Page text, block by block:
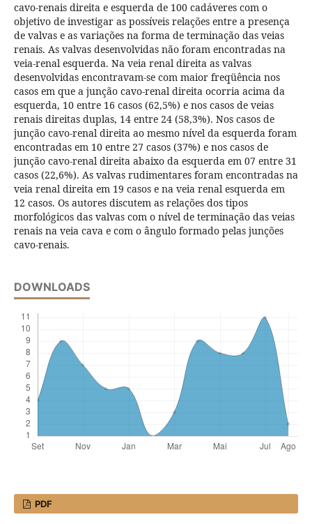
cavo-renais direita e esquerda de 100 cadáveres com o
objetivo de investigar as possíveis relações entre a presença
de valvas e as variações na forma de terminação das veias
renais. As valvas desenvolvidas não foram encontradas na
veia-renal esquerda. Na veia renal direita as valvas
desenvolvidas encontravam-se com maior freqüência nos
casos em que a junção cavo-renal direita ocorria acima da
esquerda, 10 entre 16 casos (62,5%) e nos casos de veias
renais direitas duplas, 14 entre 24 (58,3%). Nos casos de
junção cavo-renal direita ao mesmo nível da esquerda foram
encontradas em 10 entre 27 casos (37%) e nos casos de
junção cavo-renal direita abaixo da esquerda em 07 entre 31
casos (22,6%). As valvas rudimentares foram encontradas na
veia renal direita em 19 casos e na veia renal esquerda em
12 casos. Os autores discutem as relações dos tipos
morfológicos das valvas com o nível de terminação das veias
renais na veia cava e com o ângulo formado pelas junções
cavo-renais.
DOWNLOADS
PDF